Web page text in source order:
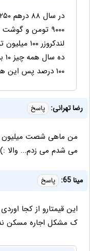
لندکروزر
۱۰۰ درصد پس این هشت درصدای تدبیر و امید کجا بوده؟
رضا تهرانی: پاسخ
من ماهی شصت میلیون
می شدم می زدم... والا
مینا 65: پاسخ
این قیمتارو از کجا
ک مشکل اجاره مسکن